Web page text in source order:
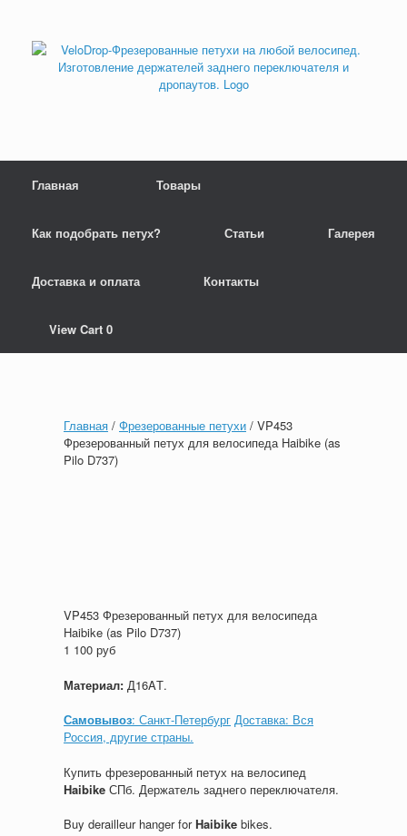
content
Главная Товары
Как подобрать петух? Статьи Галерея
Доставка и оплата Контакты
View
shopping
cart
View Cart 0
Главная / Фрезерованные петухи / VP453
Фрезерованный петух для велосипеда Haibike (as
Pilo D737)
VP453 Фрезерованный петух для велосипеда
Haibike (as Pilo D737)
1 100 руб
Материал: Д16AТ.
Самовывоз: Санкт-Петербург Доставка: Вся
Россия, другие страны.
Купить фрезерованный петух на велосипед
Haibike СПб. Держатель заднего переключателя.
Buy derailleur hanger forHaibike bikes.